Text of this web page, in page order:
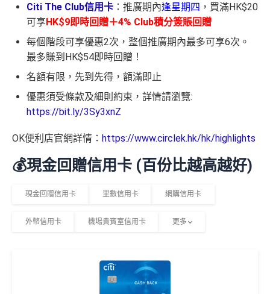
Citi The Club信用卡 ：推廣期內逢星期四 ，買滿HK$20
可享HK$9即時回贈＋4% Club積分簽賬回贈
每個階段可享優惠2次，整個推廣期內最多可享6次。
最多賺到HK$54即時回贈！
名額有限，先到先得，額滿即止
優惠須受條款及細則約束，詳情請瀏覽:
https://bit.ly/3Sy3xnZ
OK便利店官網詳情： https://www.circlek.hk/hk/highlights
💰現金回贈信用卡 (百份比越高越好)
現金回贈信用卡 里數信用卡 網購信用卡
外幣信用卡 機場貴賓室信用卡 更多